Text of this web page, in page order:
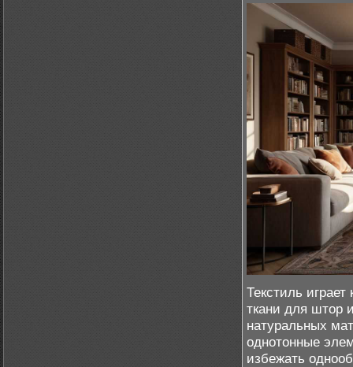
Текстиль
ткани для штор
натуральных
однотонные
избежать